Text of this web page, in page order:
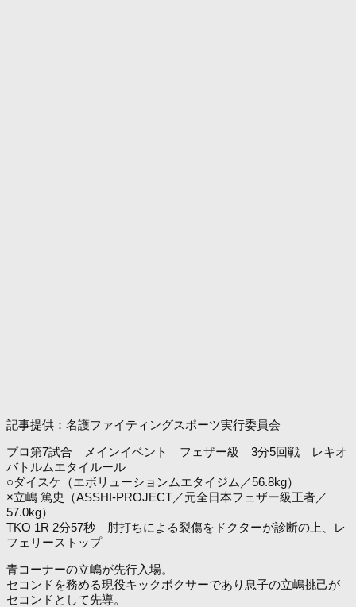
記事提供：名護ファイティングスポーツ実行委員会
プロ第7試合 メインイベント フェザー級 3分5回戦 レキオ
バトルムエタイルール
○ダイスケ（エボリューションムエタイジム／56.8kg）
×立嶋 篤史（ASSHI-PROJECT／元全日本フェザー級王者／
57.0kg）
TKO 1R 2分57秒 肘打ちによる裂傷をドクターが診断の上、レ
フェリーストップ
青コーナーの立嶋が先行入場。
セコンドを務める現役キックボクサーであり息子の立嶋挑己が
セコンドとして先導。